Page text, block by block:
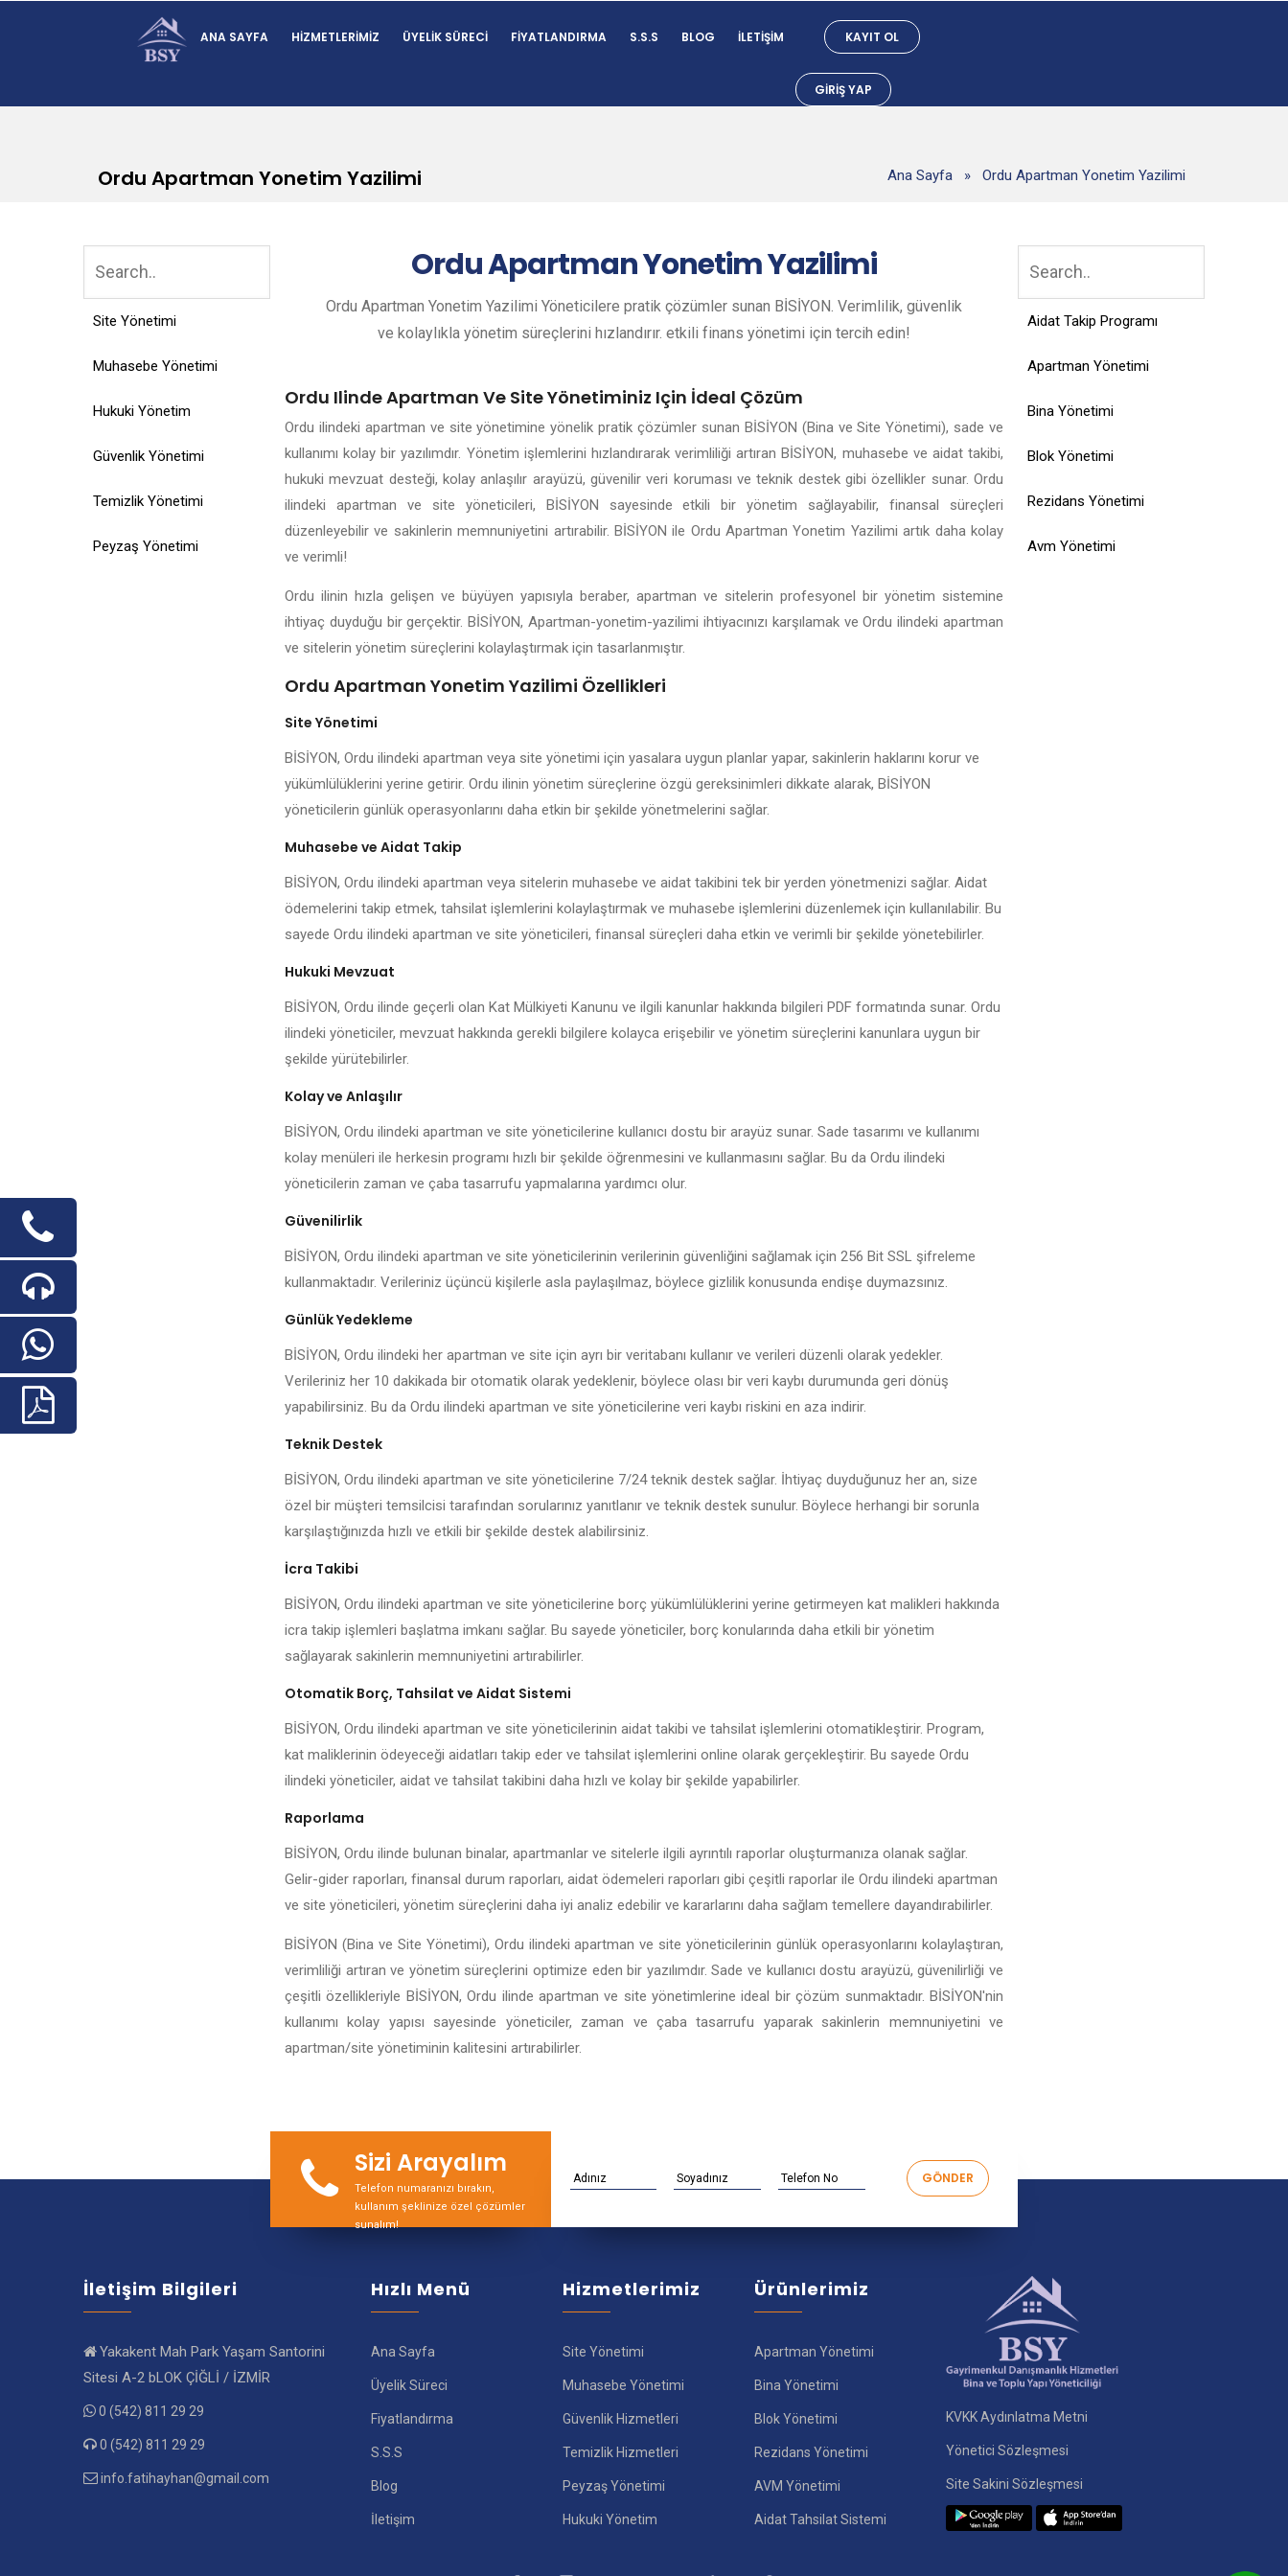
ANA SAYFA HIZMETLERIMIZ ÜYELIK SÜRECI FIYATLANDIRMA S.S.S BLOG İLETIŞIM KAYIT OL
GIRIŞ YAP
Ordu Apartman Yonetim Yazilimi Ana Sayfa » Ordu Apartman Yonetim Yazilimi
Site Yönetimi
Muhasebe Yönetimi
Hukuki Yönetim
Güvenlik Yönetimi
Temizlik Yönetimi
Peyzaş Yönetimi
OrduApartman Yonetim Yazilimi
Ordu Apartman Yonetim Yazilimi Yöneticilere pratik çözümler sunan BİSİYON. Verimlilik, güvenlik
ve kolaylıkla yönetim süreçlerini hızlandırır. etkili finans yönetimi için tercih edin!
Ordu Ilinde Apartman Ve Site Yönetiminiz Için İdeal Çözüm
Ordu ilindeki apartman ve site yönetimine yönelik pratik çözümler sunan BİSİYON (Bina ve Site Yönetimi), sade ve
kullanımı kolay bir yazılımdır. Yönetim işlemlerini hızlandırarak verimliliği artıran BİSİYON, muhasebe ve aidat takibi,
hukuki mevzuat desteği, kolay anlaşılır arayüzü, güvenilir veri koruması ve teknik destek gibi özellikler sunar. Ordu
ilindeki apartman ve site yöneticileri, BİSİYON sayesinde etkili bir yönetim sağlayabilir, finansal süreçleri
düzenleyebilir ve sakinlerin memnuniyetini artırabilir. BİSİYON ile Ordu Apartman Yonetim Yazilimi artık daha kolay
ve verimli!
Ordu ilinin hızla gelişen ve büyüyen yapısıyla beraber, apartman ve sitelerin profesyonel bir yönetim sistemine
ihtiyaç duyduğu bir gerçektir. BİSİYON, Apartman-yonetim-yazilimi ihtiyacınızı karşılamak ve Ordu ilindeki apartman
ve sitelerin yönetim süreçlerini kolaylaştırmak için tasarlanmıştır.
Ordu Apartman Yonetim Yazilimi Özellikleri
Site Yönetimi
BİSİYON, Ordu ilindeki apartman veya site yönetimi için yasalara uygun planlar yapar, sakinlerin haklarını korur ve
yükümlülüklerini yerine getirir. Ordu ilinin yönetim süreçlerine özgü gereksinimleri dikkate alarak, BİSİYON
yöneticilerin günlük operasyonlarını daha etkin bir şekilde yönetmelerini sağlar.
Muhasebe ve Aidat Takip
BİSİYON, Ordu ilindeki apartman veya sitelerin muhasebe ve aidat takibini tek bir yerden yönetmenizi sağlar. Aidat
ödemelerini takip etmek, tahsilat işlemlerini kolaylaştırmak ve muhasebe işlemlerini düzenlemek için kullanılabilir. Bu
sayede Ordu ilindeki apartman ve site yöneticileri, finansal süreçleri daha etkin ve verimli bir şekilde yönetebilirler.
Hukuki Mevzuat
BİSİYON, Ordu ilinde geçerli olan Kat Mülkiyeti Kanunu ve ilgili kanunlar hakkında bilgileri PDF formatında sunar. Ordu
ilindeki yöneticiler, mevzuat hakkında gerekli bilgilere kolayca erişebilir ve yönetim süreçlerini kanunlara uygun bir
şekilde yürütebilirler.
Kolay ve Anlaşılır
BİSİYON, Ordu ilindeki apartman ve site yöneticilerine kullanıcı dostu bir arayüz sunar. Sade tasarımı ve kullanımı
kolay menüleri ile herkesin programı hızlı bir şekilde öğrenmesini ve kullanmasını sağlar. Bu da Ordu ilindeki
yöneticilerin zaman ve çaba tasarrufu yapmalarına yardımcı olur.
Güvenilirlik
BİSİYON, Ordu ilindeki apartman ve site yöneticilerinin verilerinin güvenliğini sağlamak için 256 Bit SSL şifreleme
kullanmaktadır. Verileriniz üçüncü kişilerle asla paylaşılmaz, böylece gizlilik konusunda endişe duymazsınız.
Günlük Yedekleme
BİSİYON, Ordu ilindeki her apartman ve site için ayrı bir veritabanı kullanır ve verileri düzenli olarak yedekler.
Verileriniz her 10 dakikada bir otomatik olarak yedeklenir, böylece olası bir veri kaybı durumunda geri dönüş
yapabilirsiniz. Bu da Ordu ilindeki apartman ve site yöneticilerine veri kaybı riskini en aza indirir.
Teknik Destek
BİSİYON, Ordu ilindeki apartman ve site yöneticilerine 7/24 teknik destek sağlar. İhtiyaç duyduğunuz her an, size
özel bir müşteri temsilcisi tarafından sorularınız yanıtlanır ve teknik destek sunulur. Böylece herhangi bir sorunla
karşılaştığınızda hızlı ve etkili bir şekilde destek alabilirsiniz.
İcra Takibi
BİSİYON, Ordu ilindeki apartman ve site yöneticilerine borç yükümlülüklerini yerine getirmeyen kat malikleri hakkında
icra takip işlemleri başlatma imkanı sağlar. Bu sayede yöneticiler, borç konularında daha etkili bir yönetim
sağlayarak sakinlerin memnuniyetini artırabilirler.
Otomatik Borç, Tahsilat ve Aidat Sistemi
BİSİYON, Ordu ilindeki apartman ve site yöneticilerinin aidat takibi ve tahsilat işlemlerini otomatikleştirir. Program,
kat maliklerinin ödeyeceği aidatları takip eder ve tahsilat işlemlerini online olarak gerçekleştirir. Bu sayede Ordu
ilindeki yöneticiler, aidat ve tahsilat takibini daha hızlı ve kolay bir şekilde yapabilirler.
Raporlama
BİSİYON, Ordu ilinde bulunan binalar, apartmanlar ve sitelerle ilgili ayrıntılı raporlar oluşturmanıza olanak sağlar.
Gelir-gider raporları, finansal durum raporları, aidat ödemeleri raporları gibi çeşitli raporlar ile Ordu ilindeki apartman
ve site yöneticileri, yönetim süreçlerini daha iyi analiz edebilir ve kararlarını daha sağlam temellere dayandırabilirler.
BİSİYON (Bina ve Site Yönetimi), Ordu ilindeki apartman ve site yöneticilerinin günlük operasyonlarını kolaylaştıran,
verimliliği artıran ve yönetim süreçlerini optimize eden bir yazılımdır. Sade ve kullanıcı dostu arayüzü, güvenilirliği ve
çeşitli özellikleriyle BİSİYON, Ordu ilinde apartman ve site yönetimlerine ideal bir çözüm sunmaktadır. BİSİYON'nin
kullanımı kolay yapısı sayesinde yöneticiler, zaman ve çaba tasarrufu yaparak sakinlerin memnuniyetini ve
apartman/site yönetiminin kalitesini artırabilirler.
Aidat Takip Programı
Apartman Yönetimi
Bina Yönetimi
Blok Yönetimi
Rezidans Yönetimi
Avm Yönetimi
Sizi Arayalım
Telefon numaranızı bırakın,
kullanım şeklinize özel çözümler
sunalım!
İletişim Bilgileri
Yakakent Mah Park Yaşam Santorini
Sitesi A-2 bLOK ÇİĞLİ / İZMİR
0 (542) 811 29 29
0 (542) 811 29 29
info.fatihayhan@gmail.com
Hızlı Menü
Ana Sayfa
Üyelik Süreci
Fiyatlandırma
S.S.S
Blog
İletişim
Hizmetlerimiz
Site Yönetimi
Muhasebe Yönetimi
Güvenlik Hizmetleri
Temizlik Hizmetleri
Peyzaş Yönetimi
Hukuki Yönetim
Ürünlerimiz
Apartman Yönetimi
Bina Yönetimi
Blok Yönetimi
Rezidans Yönetimi
AVM Yönetimi
Aidat Tahsilat Sistemi
KVKK Aydınlatma Metni
Yönetici Sözleşmesi
Site Sakini Sözleşmesi